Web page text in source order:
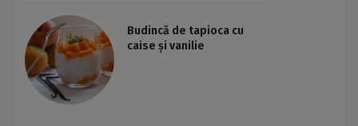
Budincă de tapioca cu
caise și vanilie